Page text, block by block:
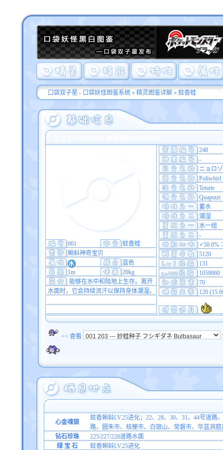
口袋双子星 - 口袋妖怪图鉴系统» 精灵图鉴详解» 蚊香蛙
248
-
ニョロゾ
Poliwhirl
Tetarte
Quaputzi
蓄水
潮湿
水一组
-
5120
131
1059860
70
120
061
蚊香蛙
蝌蚪神奇宝贝
蓝色
1m
20kg
能够在水中和陆地上生存。离开
水面时，它会持续流汗以保持身体潮湿。
<< 查看
心金魂银
蚊香蝌蚪LV.25进化；22、28、30、31、44号道
路、圆朱市、桔梗市、白银山、常磐市、华蓝洞
钻石珍珠
225/227/228道路水面
绿 宝 石
蚊香蝌蚪LV.25进化